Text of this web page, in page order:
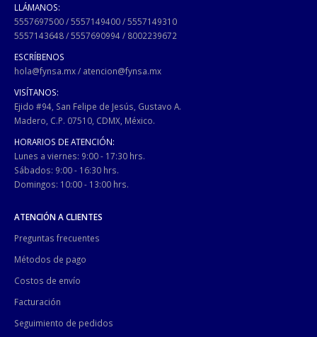
LLÁMANOS:
5557697500/5557149400/5557149310
5557143648/5557690994/ 8002239672
ESCRÍBENOS
hola@fynsa.mx/ atencion@fynsa.mx
VISÍTANOS:
Ejido #94, San Felipe de Jesús, Gustavo A.
Madero, C.P. 07510, CDMX, México.
HORARIOS DE ATENCIÓN:
Lunes a viernes: 9:00 - 17:30 hrs.
Sábados: 9:00 - 16:30 hrs.
Domingos: 10:00 - 13:00 hrs.
ATENCIÓN A CLIENTES
Preguntas frecuentes
Métodos de pago
Costos de envío
Facturación
Seguimiento de pedidos